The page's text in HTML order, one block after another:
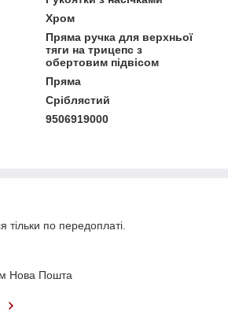
Хром
Пряма ручка для верхньої
тяги на трицепс з
обертовим підвісом
Пряма
Сріблястий
9506919000
тільки по передоплаті.
Нова Пошта